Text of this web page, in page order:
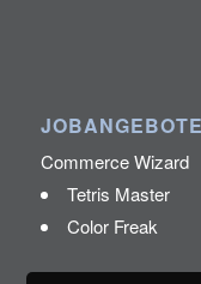
Commerce Wizard
Tetris Master
Color Freak